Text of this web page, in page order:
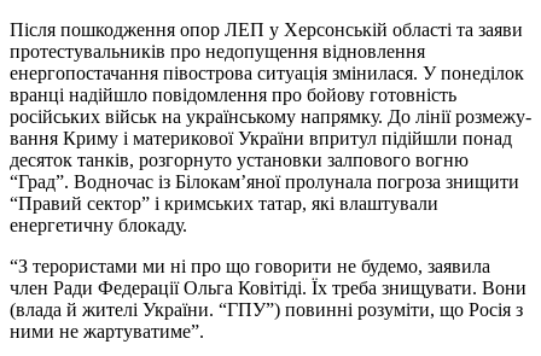
Після пошкодження опор ЛЕП у Херсонській області та заяви
протестувальників про недопущення відновлення
енергопостачання півострова ситуація змінилася. У понеділок
вранці надійшло повідомлення про бойову готовність
російських військ на українському напрямку. До лінії розмежу­
вання Криму і материкової України впритул підійшли понад
десяток танків, розгорнуто установки залпового вогню
“Град”. Водночас із Білокам’яної пролунала погроза знищити
“Правий сектор” і кримських татар, які влаштували
енергетичну блокаду.
“З терористами ми ні про що говорити не будемо, ­за­явила
член Ради Федерації Ольга Ковітіді. Їх треба знищувати. Вони
(влада й жителі України. “ГПУ”) повинні розуміти, що Росія з
ними не жартуватиме”.